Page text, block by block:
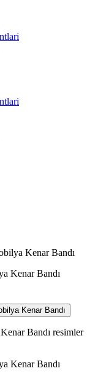
Kenar Bandı
Bandı resimler